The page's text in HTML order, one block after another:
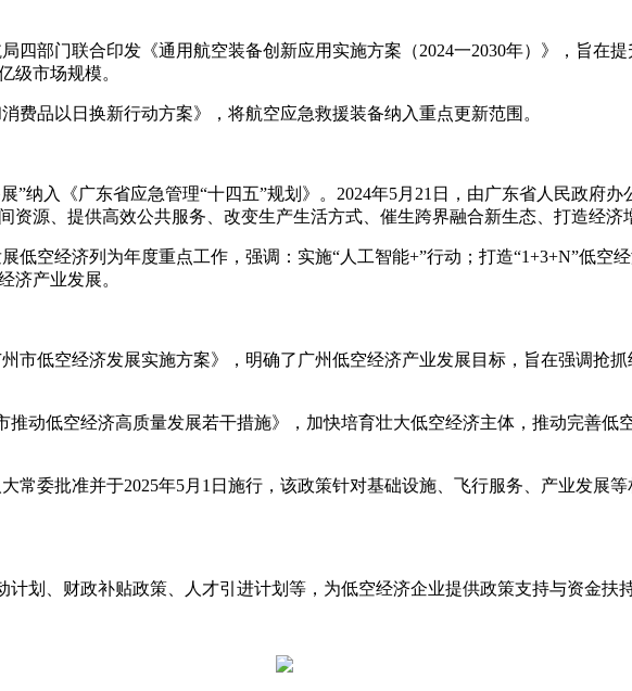
门联合印发《通用航空装备创新应用实施方案（2024一2030年）》，旨在提
级市场规模。
以日换新行动方案》，将航空应急救援装备纳入重点更新范围。
《广东省应急管理“十四五”规划》。2024年5月21日，由广东省人民政府办
源、提供高效公共服务、改变生产生活方式、催生跨界融合新生态、打造经济
经济列为年度重点工作，强调：实施“人工智能+”行动；打造“1+3+N”低空
济产业发展。
空经济发展实施方案》，明确了广州低空经济产业发展目标，旨在强调抢抓
空经济高质量发展若干措施》，加快培育壮大低空经济主体，推动完善低
批准并于2025年5月1日施行，该政策针对基础设施、飞行服务、产业发展等
财政补贴政策、人才引进计划等，为低空经济企业提供政策支持与资金扶持